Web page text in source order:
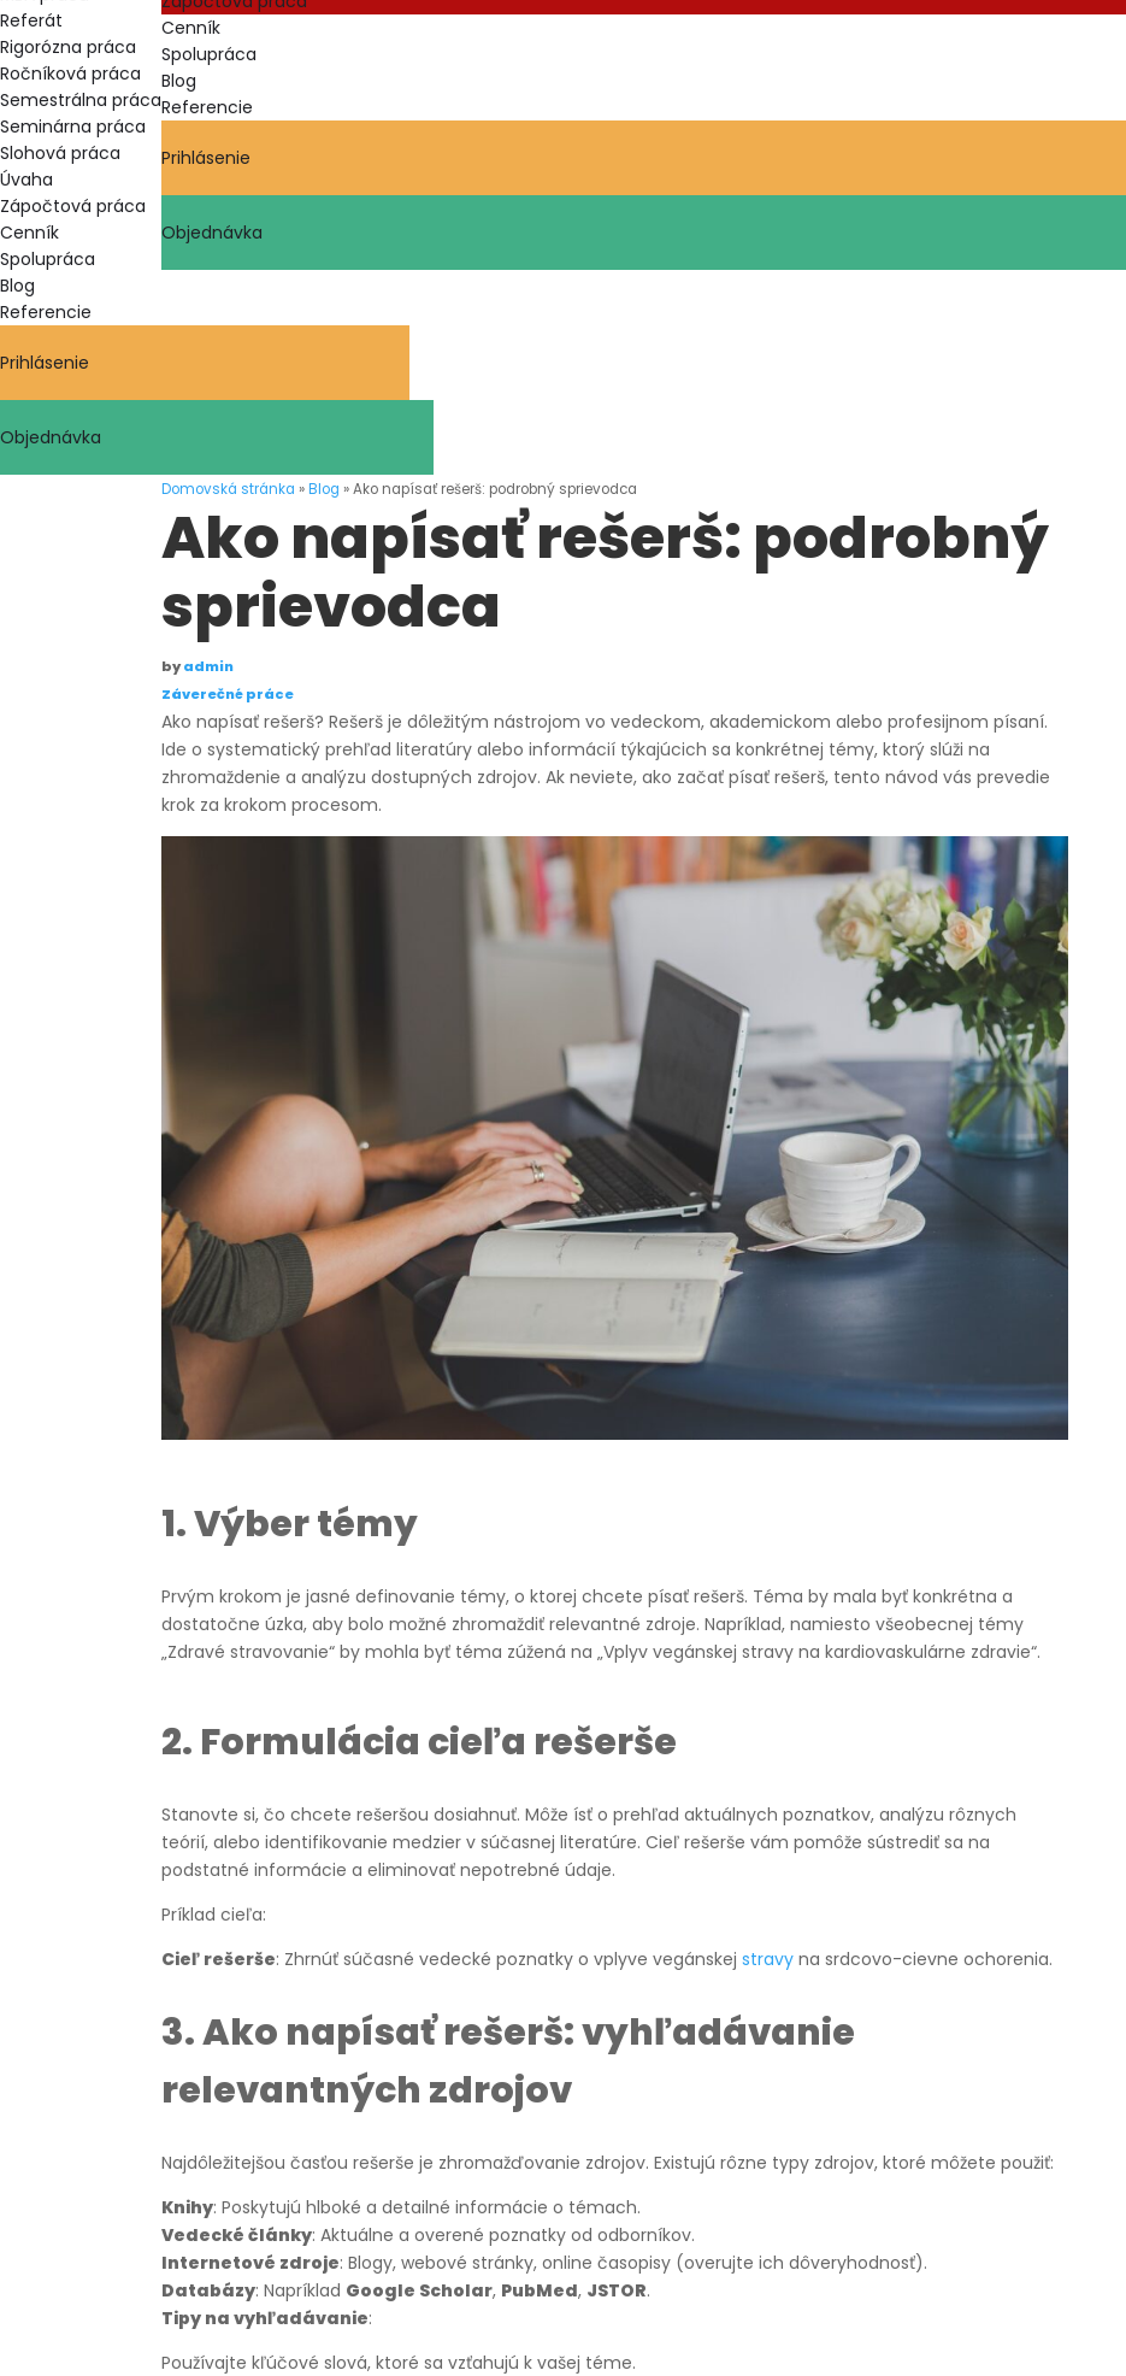
Cenník
Spolupráca
Blog
Referencie
Prihlásenie
Objednávka
Referát
Rigorózna práca
Ročníková práca
Semestrálna práca
Seminárna práca
Slohová práca
Úvaha
Zápočtová práca
Cenník
Spolupráca
Blog
Referencie
Prihlásenie
Objednávka
Domovská stránka »Blog »Ako napísať rešerš: podrobný sprievodca
Ako napísať rešerš: podrobný
sprievodca
byadmin
Záverečné práce
Ako napísať rešerš? Rešerš je dôležitým nástrojom vo vedeckom, akademickom alebo profesijnom písaní.
Ide o systematický prehľad literatúry alebo informácií týkajúcich sa konkrétnej témy, ktorý slúži na
zhromaždenie a analýzu dostupných zdrojov. Ak neviete, ako začať písať rešerš, tento návod vás prevedie
krok za krokom procesom.
1.Výber témy
Prvým krokom je jasné definovanie témy, o ktorej chcete písať rešerš. Téma by mala byť konkrétna a
dostatočne úzka, aby bolo možné zhromaždiť relevantné zdroje. Napríklad, namiesto všeobecnej témy
„Zdravé stravovanie“ by mohla byť téma zúžená na „Vplyv vegánskej stravy na kardiovaskulárne zdravie“.
2. Formulácia cieľa rešerše
Stanovte si, čo chcete rešeršou dosiahnuť. Môže ísť o prehľad aktuálnych poznatkov, analýzu rôznych
teórií, alebo identifikovanie medzier v súčasnej literatúre. Cieľ rešerše vám pomôže sústrediť sa na
podstatné informácie a eliminovať nepotrebné údaje.
Príklad cieľa:
Cieľ rešerše: Zhrnúť súčasné vedecké poznatky o vplyve vegánskejstravy na srdcovo-cievne ochorenia.
3. Ako napísať rešerš: vyhľadávanie
relevantných zdrojov
Najdôležitejšou časťou rešerše je zhromažďovanie zdrojov. Existujú rôzne typy zdrojov, ktoré môžete použiť:
Knihy: Poskytujú hlboké a detailné informácie o témach.
Vedecké články: Aktuálne a overené poznatky od odborníkov.
Internetové zdroje: Blogy, webové stránky, online časopisy (overujte ich dôveryhodnosť).
Databázy: Napríklad Google Scholar, PubMed, JSTOR.
Tipy na vyhľadávanie:
Používajte kľúčové slová, ktoré sa vzťahujú k vašej téme.